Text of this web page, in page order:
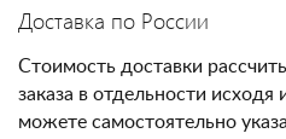
Доставка по России
Стоимость доставки
заказа в отдельности исходя
можете самостоятельно